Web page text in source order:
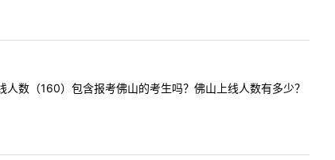
数（160）包含报考佛山的考生吗？佛山上线人数有多少？